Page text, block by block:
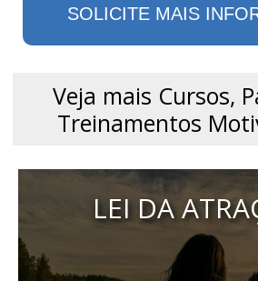
SOLICITE MAIS
Veja mais Cursos,
Treinamentos
LEI DA